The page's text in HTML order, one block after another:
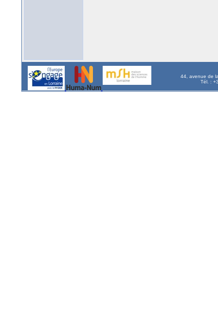
44, avenue de
Tél. :